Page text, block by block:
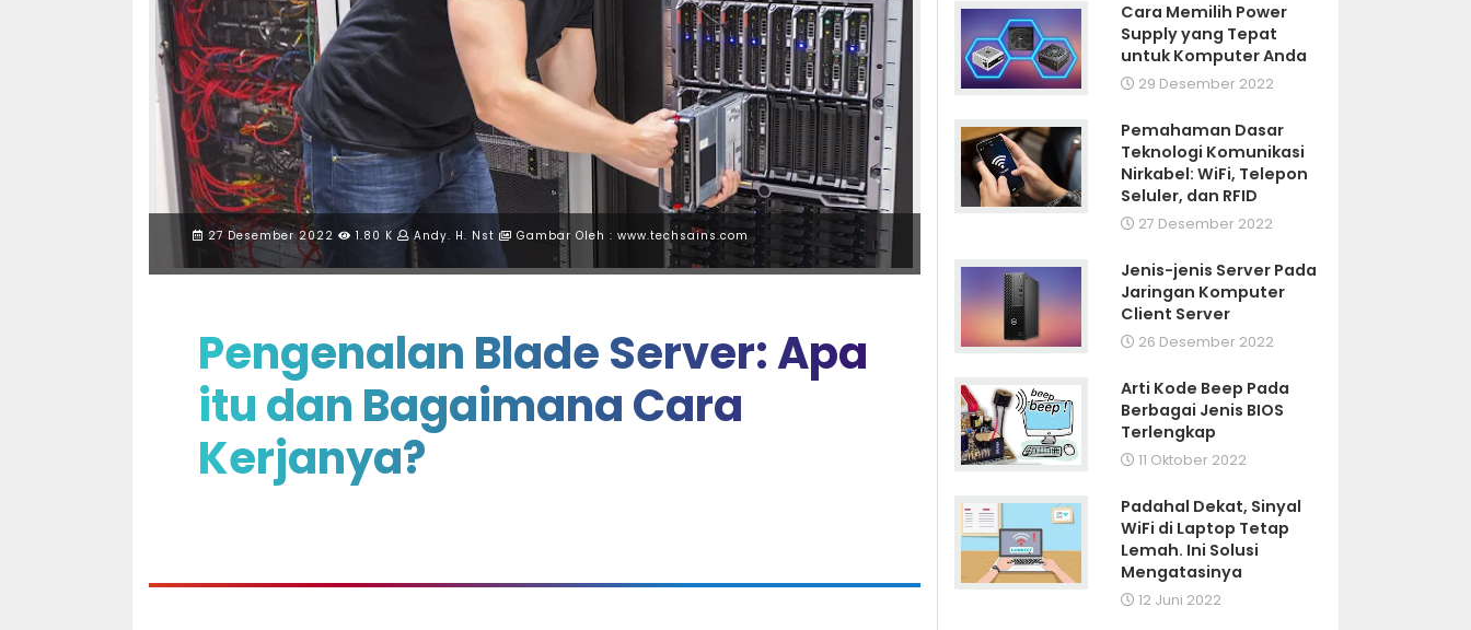
27 Desember 2022 1.80 K Andy. H. Nst Gambar Oleh : www.techsains.com
Pengenalan Blade Server: Apa
itu dan Bagaimana Cara
Kerjanya?
Cara Memilih Power
Supply yang Tepat
untuk Komputer Anda
29 Desember 2022
Pemahaman Dasar
Teknologi Komunikasi
Nirkabel: WiFi, Telepon
Seluler, dan RFID
27 Desember 2022
Jenis-jenis Server Pada
Jaringan Komputer
Client Server
26 Desember 2022
Arti Kode Beep Pada
Berbagai Jenis BIOS
Terlengkap
11 Oktober 2022
Padahal Dekat, Sinyal
WiFi di Laptop Tetap
Lemah. Ini Solusi
Mengatasinya
12 Juni 2022